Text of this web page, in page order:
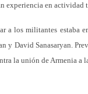
experiencia en actividad
a los militantes estaba
y David Sanasaryan.
la unión de Armenia